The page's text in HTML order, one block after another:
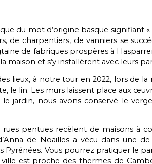
du mot d’origine basque signifiant
de charpentiers, de vanniers se
de fabriques prospères à
et s’y installèrent avec leurs
lieux, à notre tour en 2022, lors de
le lin. Les murs laissent place aux
jardin, nous avons conservé le
pentues recèlent de maisons à
de Noailles a vécu dans une
Vous pourrez pratiquer le
est proche des thermes de